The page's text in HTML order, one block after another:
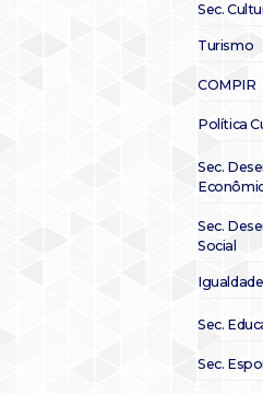
Sec.
Turismo
COMPIR
Política
Sec.
Sec.
Social
Igualdade
Sec.
Sec.